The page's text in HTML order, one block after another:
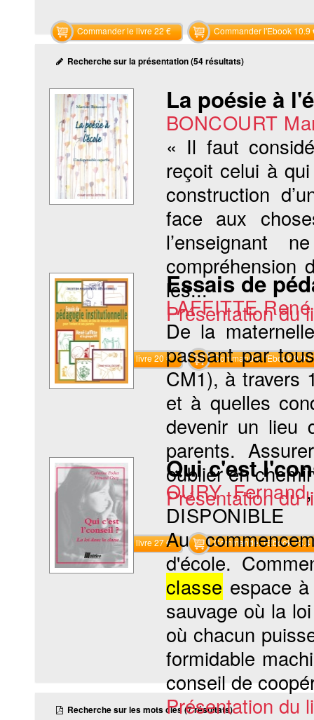
Commander le livre 22 € Commander l'Ebook 10.9
Recherche sur la présentation (54 résultats)
La poésie à
BONCOURT
« Il faut
reçoit celui à
construction
face aux
l’enseignant
compréhension
les...
Présentation du
Commander le livre 20 € Commander l'Ebook 9.9 €
Essais de
LAFFITTE René
De la
passant par
CM1), à travers
et à quelles
devenir un lieu
parents.
oublier en
Présentation du
Commander le livre 27 € Commander l'Ebook 13.4
Qui c'est
OURY Fernand
DISPONIBLE
Au
d'école.
classe espace
sauvage où la
où chacun
formidable
conseil de
Présentation du
Recherche sur les mots clés (7 résultats)